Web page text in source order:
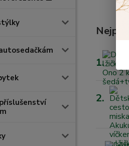
1.
2.